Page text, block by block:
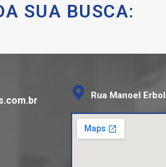
SUA BUSCA:
Rua Manoel